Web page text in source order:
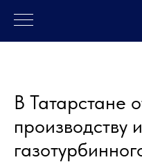
В Татарстане
производству